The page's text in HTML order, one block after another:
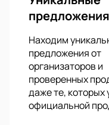
предложения
Находим
предложения от
организаторов и
проверенных
даже те, которых
официальной